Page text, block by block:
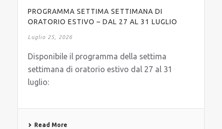
PROGRAMMA SETTIMA SETTIMANA DI
ORATORIO ESTIVO – DAL 27 AL 31 LUGLIO
Luglio 25, 2026
Disponibile il programma della settima
settimana di oratorio estivo dal 27 al 31
luglio:
Read More